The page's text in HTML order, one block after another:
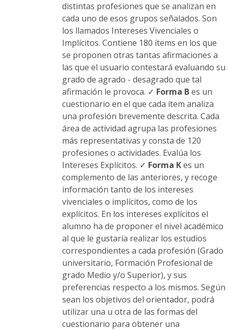
distintas profesiones que se analizan en
cada uno de esos grupos señalados. Son
los llamados Intereses Vivenciales o
Implícitos. Contiene 180 ítems en los que
se proponen otras tantas afirmaciones a
las que el usuario contestará evaluando su
grado de agrado - desagrado que tal
afirmación le provoca. ✓ Forma Bes un
cuestionario en el que cada ítem analiza
una profesión brevemente descrita. Cada
área de actividad agrupa las profesiones
más representativas y consta de 120
profesiones o actividades. Evalúa los
Intereses Explícitos. ✓ Forma Kes un
complemento de las anteriores, y recoge
información tanto de los intereses
vivenciales o implícitos, como de los
explícitos. En los intereses explícitos el
alumno ha de proponer el nivel académico
al que le gustaría realizar los estudios
correspondientes a cada profesión (Grado
universitario, Formación Profesional de
grado Medio y/o Superior), y sus
preferencias respecto a los mismos. Según
sean los objetivos del orientador, podrá
utilizar una u otra de las formas del
cuestionario para obtener una